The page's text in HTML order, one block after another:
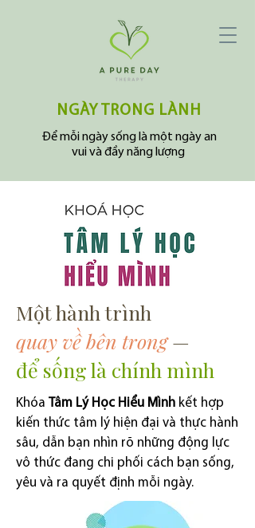
Để mỗi ngày sống là một ngày an
vui và đầy năng lượng
NGÀY TRONG LÀNH
Một hành trình
quay về bên trong —
để sống là chính mình
Khóa Tâm Lý Học Hiểu Mình kết hợp
kiến thức tâm lý hiện đại và thực hành
sâu, dẫn bạn nhìn rõ những động lực
vô thức đang chi phối cách bạn sống,
yêu và ra quyết định mỗi ngày.